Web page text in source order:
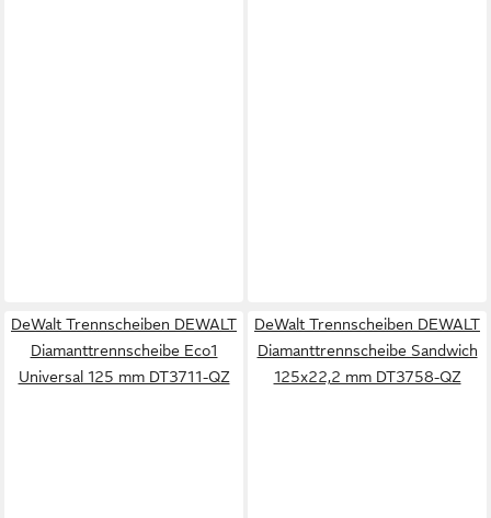
DeWalt Trennscheiben DEWALT
Diamanttrennscheibe Eco1
Universal 125 mm DT3711-QZ
DeWalt Trennscheiben DEWALT
Diamanttrennscheibe Sandwich
125x22,2 mm DT3758-QZ